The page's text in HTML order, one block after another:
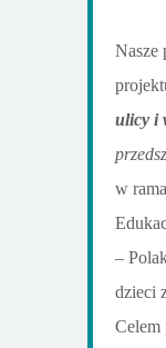
Nasze
ulicy i
w
–
dzieci
Celem